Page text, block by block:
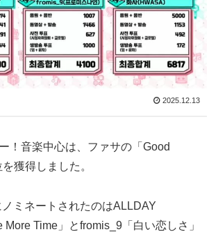
2025.12.13
！音楽中心は、ファサの「Good
獲得しました。
ミネートされたのはALLDAY
More Time」とfromis_9「白い恋しさ」